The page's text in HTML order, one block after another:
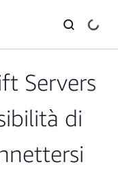
Servers
di